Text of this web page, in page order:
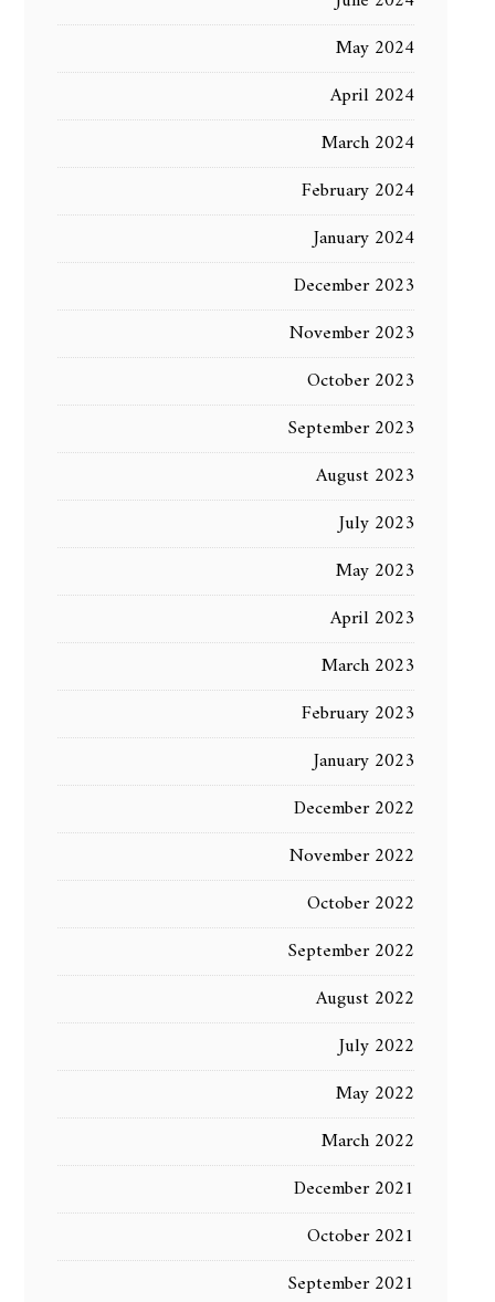
May 2024
April 2024
March 2024
February 2024
January 2024
December 2023
November 2023
October 2023
September 2023
August 2023
July 2023
May 2023
April 2023
March 2023
February 2023
January 2023
December 2022
November 2022
October 2022
September 2022
August 2022
July 2022
May 2022
March 2022
December 2021
October 2021
September 2021